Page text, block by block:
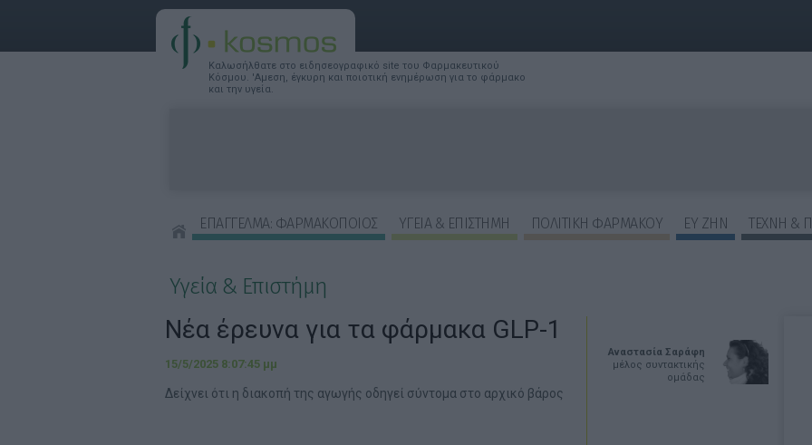
Καλωσήλθατε στο ειδησεογραφικό site του Φαρμακευτικού
Κόσμου. 'Αμεση, έγκυρη και ποιοτική ενημέρωση για το φάρμακο
και την υγεία.
ΕΠΑΓΓΕΛΜΑ: ΦΑΡΜΑΚΟΠΟΙΟΣ ΥΓΕΙΑ & ΕΠΙΣΤΗΜΗ ΠΟΛΙΤΙΚΗ ΦΑΡΜΑΚΟΥ ΕΥ ΖΗΝ
ΤΕΧΝΗ &
Υγεία & Επιστήμη
Αναστασία Σαράφη
μέλος συντακτικής
ομάδας
Νέα έρευνα για τα φάρμακα GLP-1
15/5/2025 8:07:45 μμ
Δείχνει ότι η διακοπή της αγωγής οδηγεί σύντομα στο αρχικό βάρος